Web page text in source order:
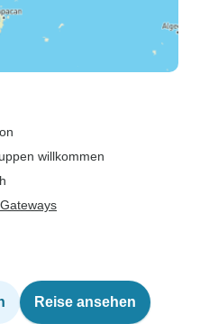
willkommen
Reise ansehen